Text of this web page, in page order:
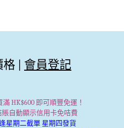
| 會員登記
滿 HK$600 即可順豐免運！
自動顯示信用卡免咭費
星期二截單 星期四發貨